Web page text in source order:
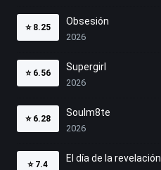
⭐ 8.25
Obsesión
2026
⭐ 6.56
Supergirl
2026
⭐ 6.28
Soulm8te
2026
⭐ 7.4
El día de la revelación